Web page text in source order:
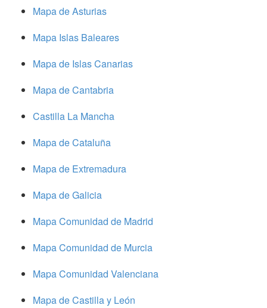
Mapa de Asturias
Mapa Islas Baleares
Mapa de Islas Canarias
Mapa de Cantabria
Castilla La Mancha
Mapa de Cataluña
Mapa de Extremadura
Mapa de Galicia
Mapa Comunidad de Madrid
Mapa Comunidad de Murcia
Mapa Comunidad Valenciana
Mapa de Castilla y León